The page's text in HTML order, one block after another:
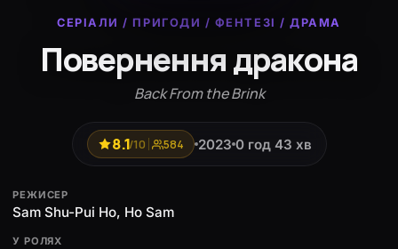
СЕРІАЛИ / ПРИГОДИ / ФЕНТЕЗІ /ДРАМА
Повернення дракона
Back From the Brink
8.1/10 584 2023 0 год 43 хв
РЕЖИСЕР
Sam Shu-Pui Ho, Ho Sam
У РОЛЯХ